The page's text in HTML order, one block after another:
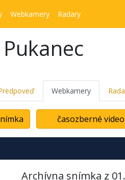
Webkamery Radary
Webkamery
časozberné video
Archívna snímka z